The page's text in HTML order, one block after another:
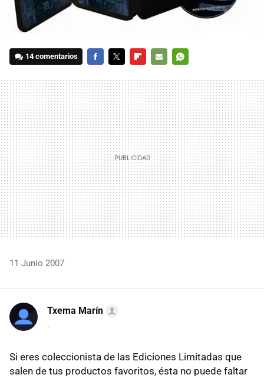
14 comentarios
MAIL
11 Junio 2007
Txema Marín
.
Si eres coleccionista de las Ediciones Limitadas que
salen de tus productos favoritos, ésta no puede faltar